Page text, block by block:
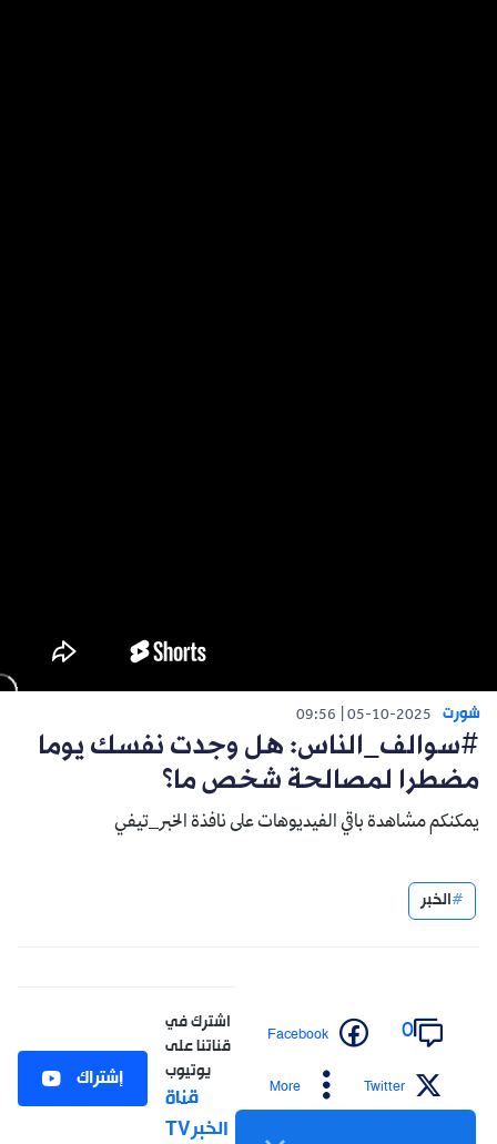
شورت 05-10-2025
09:56
#سوالف_الناس: هل وجدت نفسك يوما
مضطرا لمصالحة شخص ما؟
يمكنكم مشاهدة باقي الفيديوهات على نافذة الخبر_تيفي
الخبر
0
Facebook
Twitter
More
اشترك في
قناتنا على
يوتيوب
قناة
الخبرTV
إشتراك